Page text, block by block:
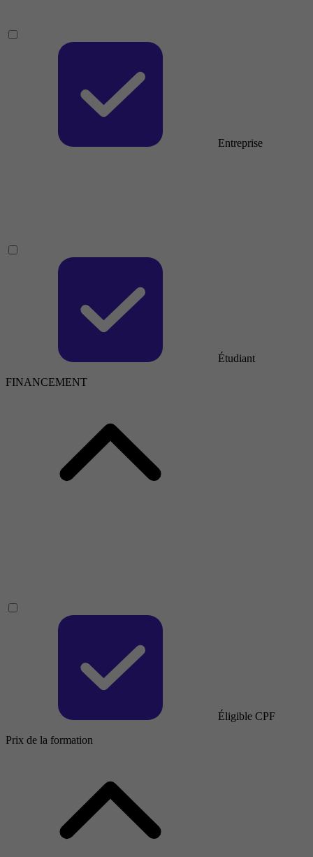
Entreprise
Étudiant
FINANCEMENT
Éligible CPF
Prix de la formation